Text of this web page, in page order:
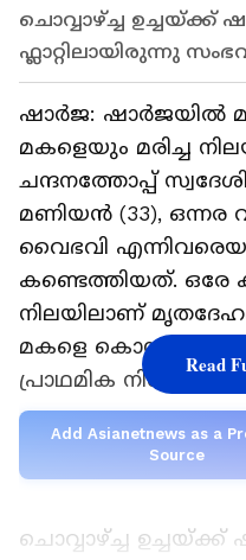
ചൊവ്വാഴ്ച്ച
ഫ്ലാറ്റിലായിരുന്നു
ഷാർജ: ഷാർജയിൽ
മകളെയും മരിച്ച
ചന്ദനത്തോപ്പ്
മണിയൻ (33),
വൈഭവി
കണ്ടെത്തിയത്. ഒരേ
നിലയിലാണ്
മകളെ കൊന്ന് അമ്മ
പ്രാഥമിക നി​ഗമനം.
Add Asianetnews as a
Source
ചൊവ്വാഴ്ച്ച
Read